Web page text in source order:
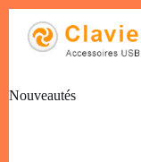
Nouveautés